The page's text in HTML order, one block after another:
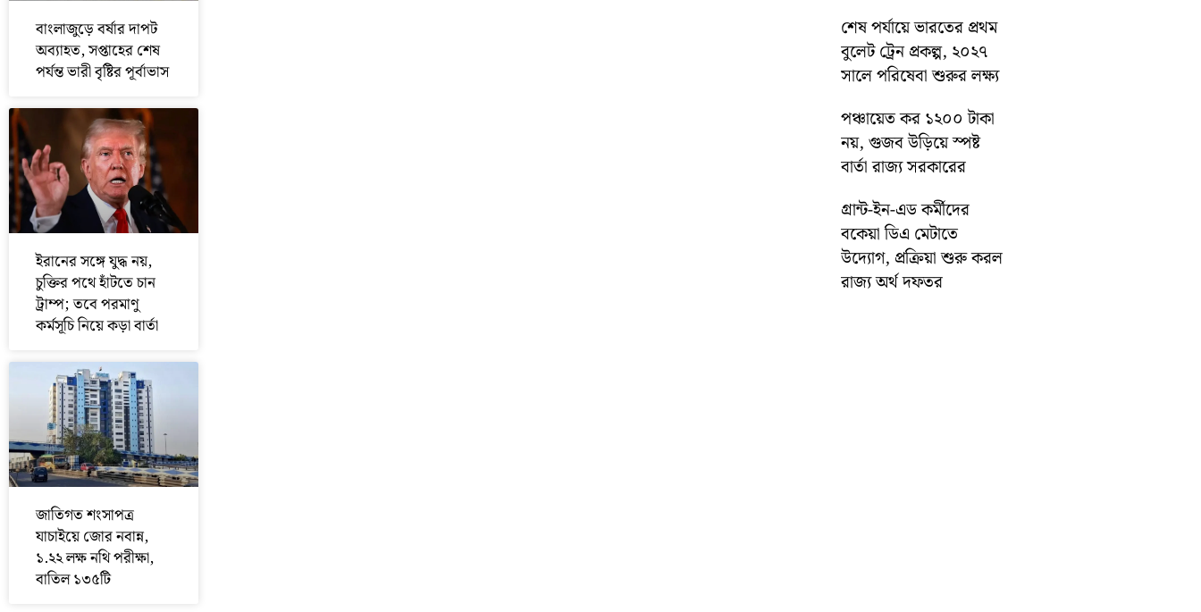
বাংলাজুড়ে বর্ষার দাপট
অব্যাহত, সপ্তাহের শেষ
পর্যন্ত ভারী বৃষ্টির পূর্বাভাস
ইরানের সঙ্গে যুদ্ধ নয়,
চুক্তির পথে হাঁটতে চান
ট্রাম্প; তবে পরমাণু
কর্মসূচি নিয়ে কড়া বার্তা
জাতিগত শংসাপত্র
যাচাইয়ে জোর নবান্ন,
১.২২ লক্ষ নথি পরীক্ষা,
বাতিল ১৩৫টি
শেষ পর্যায়ে ভারতের প্রথম
বুলেট ট্রেন প্রকল্প, ২০২৭
সালে পরিষেবা শুরুর লক্ষ্য
পঞ্চায়েত কর ১২০০ টাকা
নয়, গুজব উড়িয়ে স্পষ্ট
বার্তা রাজ্য সরকারের
গ্রান্ট-ইন-এড কর্মীদের
বকেয়া ডিএ মেটাতে
উদ্যোগ, প্রক্রিয়া শুরু করল
রাজ্য অর্থ দফতর